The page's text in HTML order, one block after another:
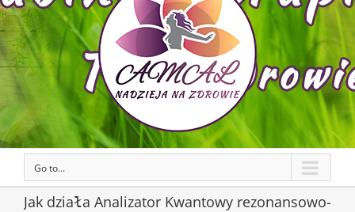
Go to...
Jak działa Analizator Kwantowy rezonansowo-